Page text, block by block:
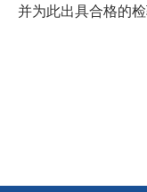
并为此出具合格的